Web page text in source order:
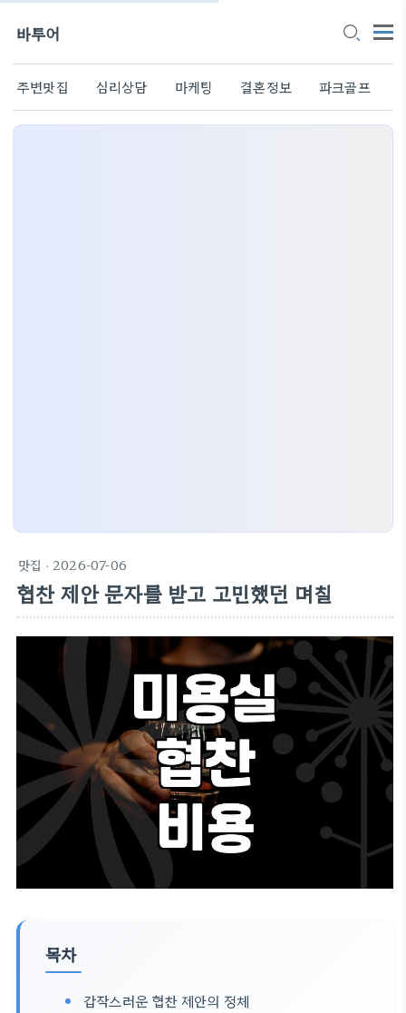
바투어
주변맛집 심리상담 마케팅 결혼정보 파크골프
맛집 · 2026-07-06
협찬 제안 문자를 받고 고민했던 며칠
목차
갑작스러운 협찬 제안의 정체